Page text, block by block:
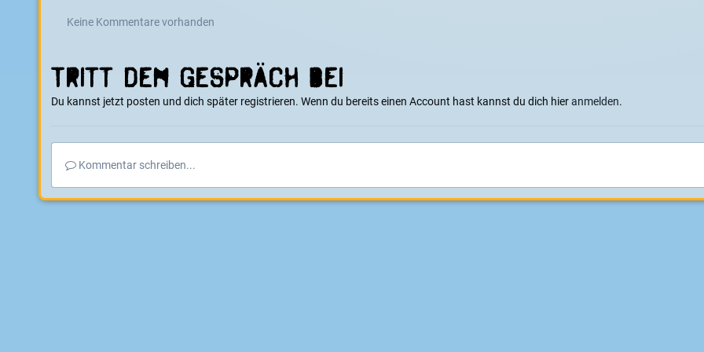
Keine Kommentare vorhanden
Tritt dem Gespräch bei
Du kannst jetzt posten und dich später registrieren. Wenn du bereits einen Account hast kannst du dich hieranmelden.
Kommentar schreiben...